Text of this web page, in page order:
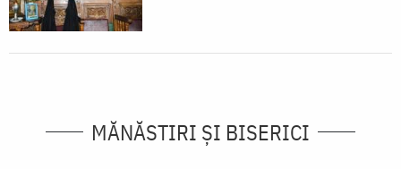
MĂNĂSTIRI ȘI BISERICI